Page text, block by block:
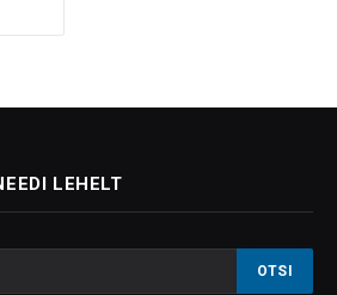
LEHELT